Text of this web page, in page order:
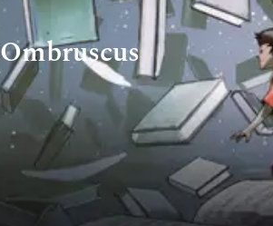
Ombruscus